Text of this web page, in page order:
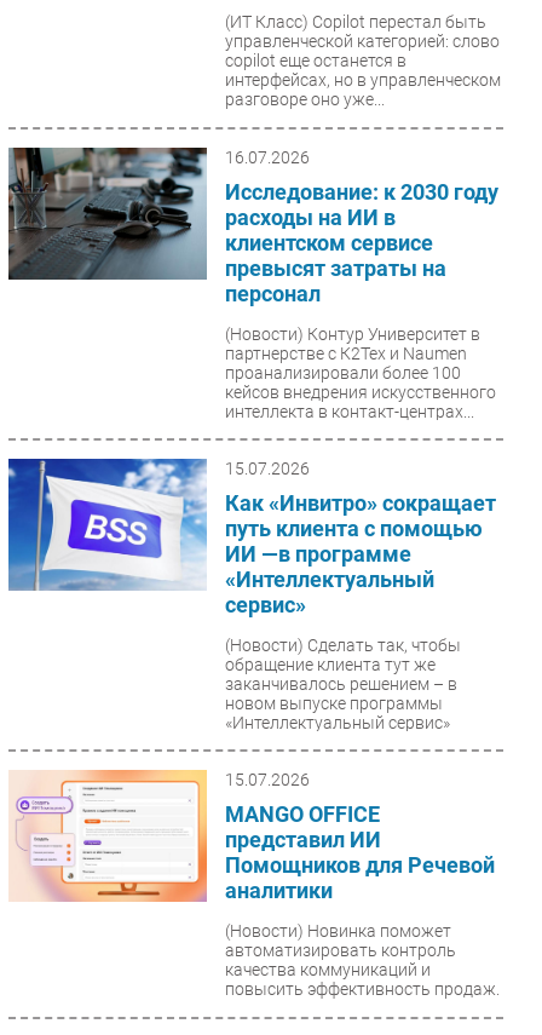
(ИТ Класс) Copilot перестал быть
управленческой категорией: слово
copilot еще останется в
интерфейсах, но в управленческом
разговоре оно уже...
16.07.2026
Исследование: к 2030 году
расходы на ИИ в
клиентском сервисе
превысят затраты на
персонал
(Новости) Контур Университет в
партнерстве с К2Тех и Naumen
проанализировали более 100
кейсов внедрения искусственного
интеллекта в контакт-центрах...
15.07.2026
Как «Инвитро» сокращает
путь клиента с помощью
ИИ —в программе
«Интеллектуальный
сервис»
(Новости) Сделать так, чтобы
обращение клиента тут же
заканчивалось решением – в
новом выпуске программы
«Интеллектуальный сервис»
15.07.2026
MANGO OFFICE
представил ИИ
Помощников для Речевой
аналитики
(Новости) Новинка поможет
автоматизировать контроль
качества коммуникаций и
повысить эффективность продаж.